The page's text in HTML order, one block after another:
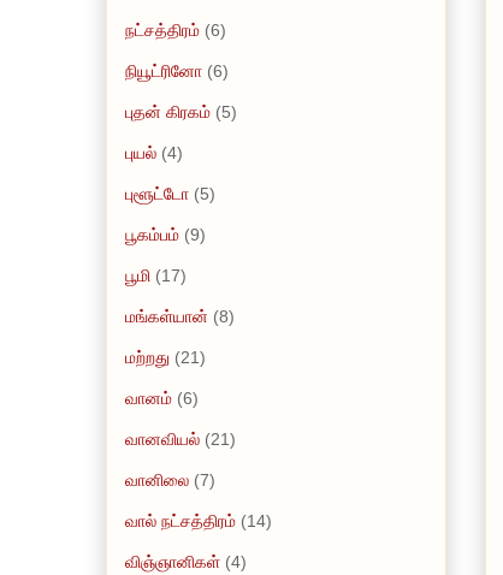
நட்சத்திரம் (6)
நியூட்ரினோ (6)
புதன் கிரகம் (5)
புயல் (4)
புளூட்டோ (5)
பூகம்பம் (9)
பூமி (17)
மங்கள்யான் (8)
மற்றது (21)
வானம் (6)
வானவியல் (21)
வானிலை (7)
வால் நட்சத்திரம் (14)
விஞ்ஞானிகள் (4)